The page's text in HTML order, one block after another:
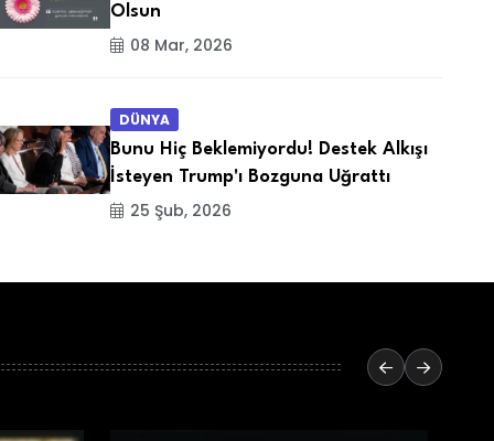
Olsun
08 Mar, 2026
DÜNYA
Bunu Hiç Beklemiyordu! Destek Alkışı
İsteyen Trump'ı Bozguna Uğrattı
25 Şub, 2026